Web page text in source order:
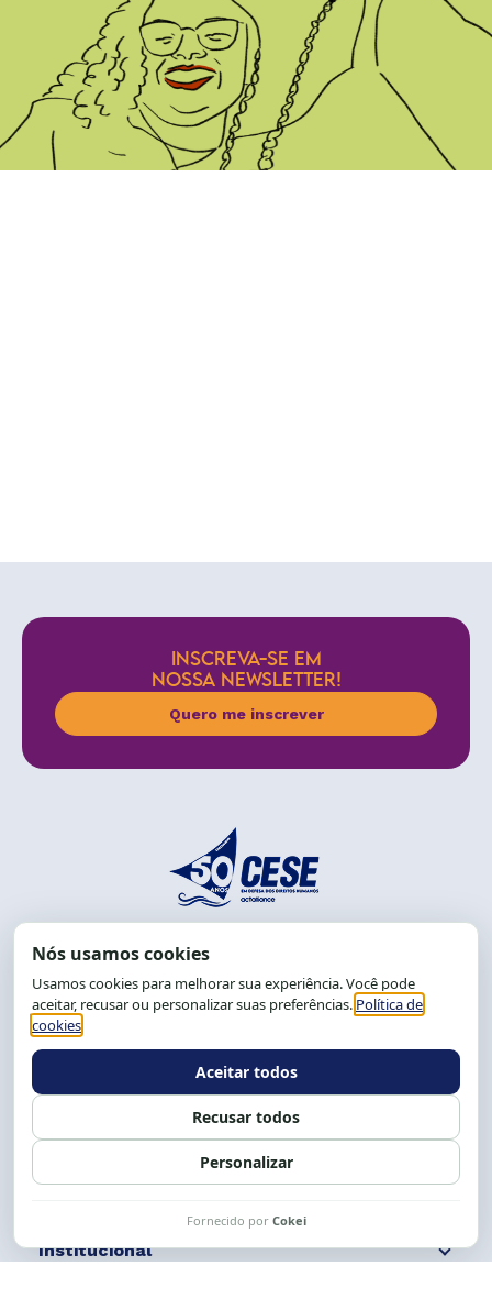
INSCREVA-SE EM
NOSSA NEWSLETTER!
Quero me inscrever
End.: R. da Graça, 150. Graça
CEP: 40.150-055
Salvador-BA, Brasil.
Tel.: (71) 2104-5457, Cel.: (71) 9 9239-2104 ou 2105
Expediente: 8h às 12h e 13 às 17h.
Siga nossas redes Fale conosco
Institucional